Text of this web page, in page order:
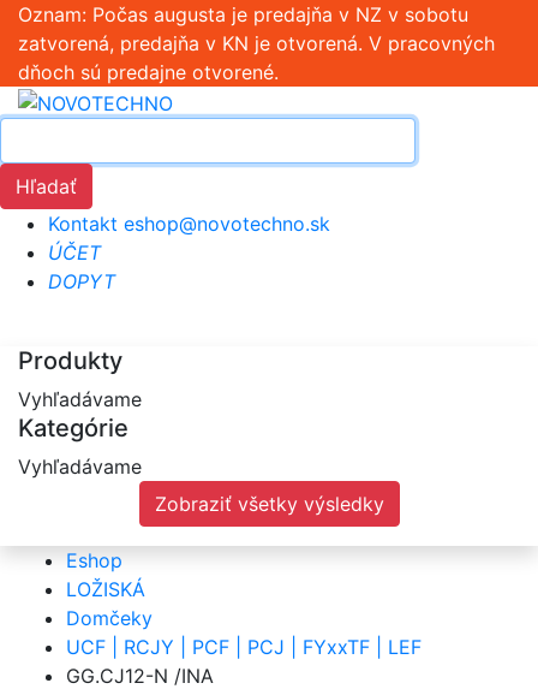
Oznam: Počas augusta je predajňa v NZ v sobotu
zatvorená, predajňa v KN je otvorená. V pracovných
dňoch sú predajne otvorené.
Hľadať
Kontakt eshop@novotechno.sk
ÚČET
DOPYT
Produkty
Vyhľadávame
Kategórie
Vyhľadávame
Zobraziť všetky výsledky
Eshop
LOŽISKÁ
Domčeky
UCF | RCJY | PCF | PCJ | FYxxTF | LEF
GG.CJ12-N /INA